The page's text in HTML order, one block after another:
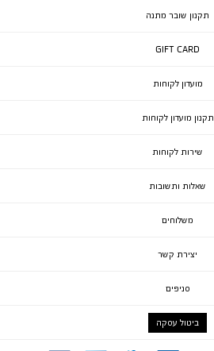
תקנון שובר מתנה
GIFT CARD
מועדון לקוחות
תקנון מועדון לקוחות
שירות לקוחות
שאלות ותשובות
משלוחים
יצירת קשר
סניפים
ביטול עסקה